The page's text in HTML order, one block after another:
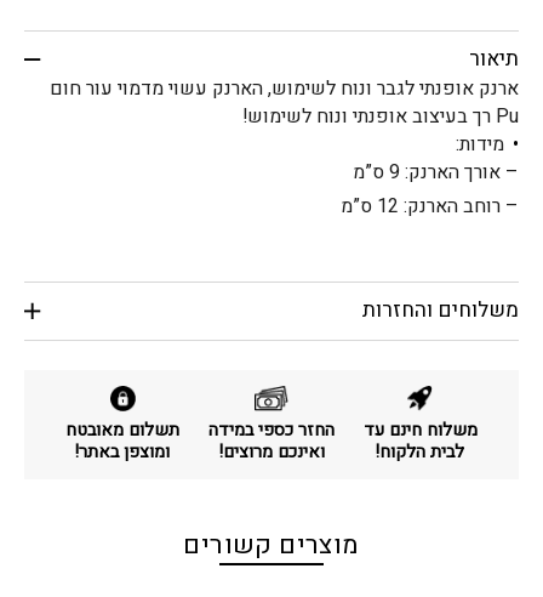
תיאור
ארנק אופנתי לגבר ונוח לשימוש, הארנק עשוי מדמוי עור חום
Pu רך בעיצוב אופנתי ונוח לשימוש!
מידות:
– אורך הארנק: 9 ס”מ
– רוחב הארנק: 12 ס”מ
משלוחים והחזרות
משלוח חינם עד
לבית הלקוח!
החזר כספי במידה
ואינכם מרוצים!
תשלום מאובטח
ומוצפן באתר!
מוצרים קשורים